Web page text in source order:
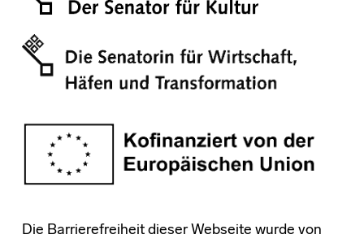
Die Barrierefreiheit dieser Webseite wurde von